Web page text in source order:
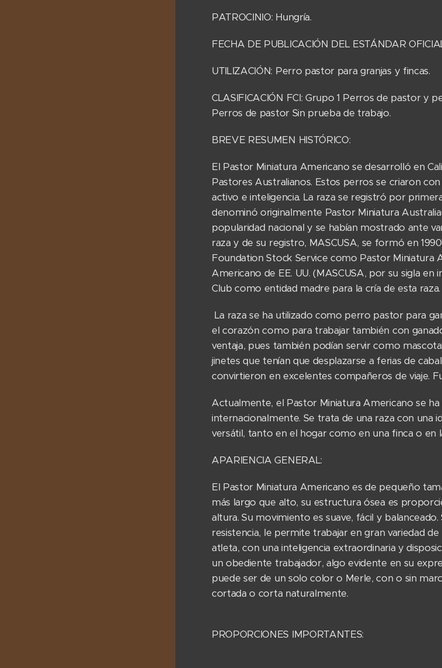
PATROCINIO: Hungría.
FECHA DE PUBLICACIÓN DEL ESTÁNDAR
UTILIZACIÓN: Perro pastor para granjas y fincas.
CLASIFICACIÓN FCI: Grupo 1 Perros de pastor
Perros de pastor Sin prueba de trabajo.
BREVE RESUMEN HISTÓRICO:
El Pastor Miniatura Americano se desarrolló en
Pastores Australianos. Estos perros se criaron
activo e inteligencia. La raza se registró por
denominó originalmente Pastor Miniatura
popularidad nacional y se habían mostrado ante
raza y de su registro, MASCUSA, se formó en
Foundation Stock Service como Pastor Miniatura
Americano de EE. UU. (MASCUSA, por su sigla
Club como entidad madre para la cría de esta raza.
La raza se ha utilizado como perro pastor para
el corazón como para trabajar también con
ventaja, pues también podían servir como
jinetes que tenían que desplazarse a ferias de
convirtieron en excelentes compañeros de viaje.
Actualmente, el Pastor Miniatura Americano se
internacionalmente. Se trata de una raza con
versátil, tanto en el hogar como en una finca o en
APARIENCIA GENERAL:
El Pastor Miniatura Americano es de pequeño
más largo que alto, su estructura ósea es
altura. Su movimiento es suave, fácil y
resistencia, le permite trabajar en gran variedad
atleta, con una inteligencia extraordinaria y
un obediente trabajador, algo evidente en su
puede ser de un solo color o Merle, con o sin
cortada o corta naturalmente.
PROPORCIONES IMPORTANTES: